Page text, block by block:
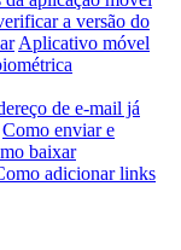
a versão do
Aplicativo móvel
de e-mail já
Como enviar e
baixar
adicionar links